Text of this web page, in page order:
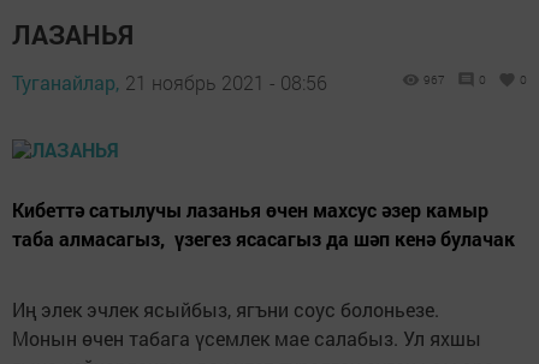
ЛАЗАНЬЯ
Туганайлар, 21 ноябрь 2021 - 08:56 967 0 0
Кибеттә сатылучы лазанья өчен махсус әзер камыр
таба алмасагыз, үзегез ясасагыз да шәп кенә булачак
Иң элек эчлек ясыйбыз, ягъни соус болоньезе.
Монын өчен табага үсемлек мае салабыз. Ул яхшы